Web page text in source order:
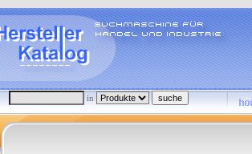
in